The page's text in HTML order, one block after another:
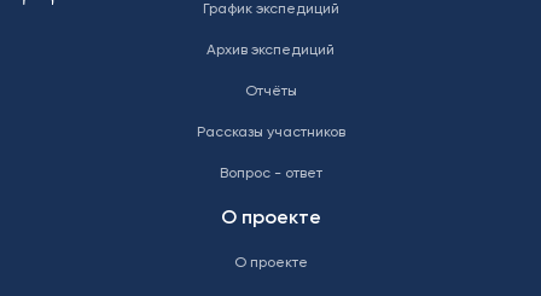
График экспедиций
Архив экспедиций
Отчёты
Рассказы участников
Вопрос - ответ
О проекте
О проекте